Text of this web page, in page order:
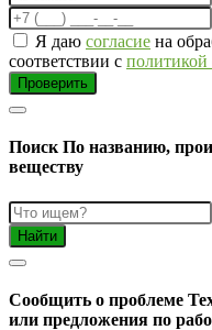
Я даю согласие на
соответствии с политикой
Проверить
Поиск По названию,
веществу
Найти
Cообщить о проблеме
или предложения по